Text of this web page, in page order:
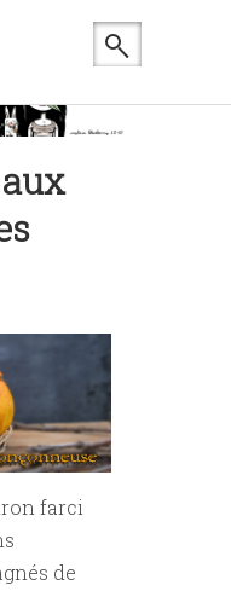
farci
de